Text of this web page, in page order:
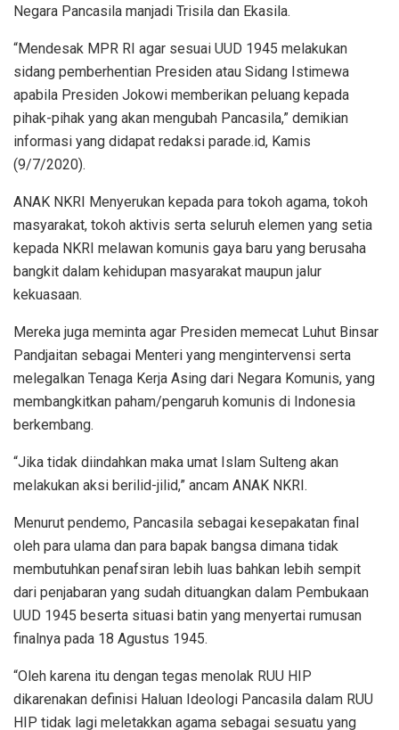
Negara Pancasila manjadi Trisila dan Ekasila.
“Mendesak MPR RI agar sesuai UUD 1945 melakukan
sidang pemberhentian Presiden atau Sidang Istimewa
apabila Presiden Jokowi memberikan peluang kepada
pihak-pihak yang akan mengubah Pancasila,” demikian
informasi yang didapat redaksi parade.id, Kamis
(9/7/2020).
ANAK NKRI Menyerukan kepada para tokoh agama, tokoh
masyarakat, tokoh aktivis serta seluruh elemen yang setia
kepada NKRI melawan komunis gaya baru yang berusaha
bangkit dalam kehidupan masyarakat maupun jalur
kekuasaan.
Mereka juga meminta agar Presiden memecat Luhut Binsar
Pandjaitan sebagai Menteri yang mengintervensi serta
melegalkan Tenaga Kerja Asing dari Negara Komunis, yang
membangkitkan paham/pengaruh komunis di Indonesia
berkembang.
“Jika tidak diindahkan maka umat Islam Sulteng akan
melakukan aksi berilid-jilid,” ancam ANAK NKRI.
Menurut pendemo, Pancasila sebagai kesepakatan final
oleh para ulama dan para bapak bangsa dimana tidak
membutuhkan penafsiran lebih luas bahkan lebih sempit
dari penjabaran yang sudah dituangkan dalam Pembukaan
UUD 1945 beserta situasi batin yang menyertai rumusan
finalnya pada 18 Agustus 1945.
“Oleh karena itu dengan tegas menolak RUU HIP
dikarenakan definisi Haluan Ideologi Pancasila dalam RUU
HIP tidak lagi meletakkan agama sebagai sesuatu yang